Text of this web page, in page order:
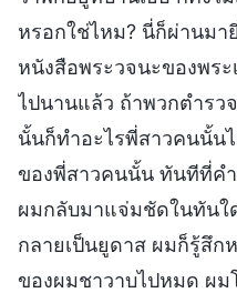
หรอกใช่ไหม? นี่ก็ผ่านม
หนังสือพระวจนะของพร
ไปนานแล้ว ถ้าพวกตำรว
นั้นก็ทำอะไรพี่สาวคนนั้น
ของพี่สาวคนนั้น ทันทีที่ค
ผมกลับมาแจ่มชัดในทันใ
กลายเป็นยูดาส ผมก็รู้สึก
ของผมชาวาบไปหมด ผม